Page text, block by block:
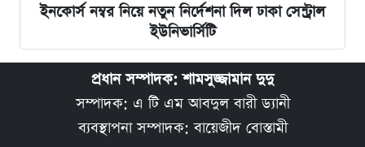
ইনকোর্স নম্বর নিয়ে নতুন নির্দেশনা দিল ঢাকা সেন্ট্রাল
ইউনিভার্সিটি
প্রধান সম্পাদক: শামসুজ্জামান দুদু
সম্পাদক: এ টি এম আবদুল বারী ড্যানী
ব্যবস্থাপনা সম্পাদক: বায়েজীদ বোস্তামী